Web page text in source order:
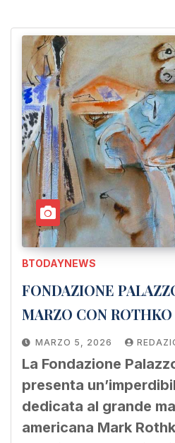
BTODAYNEWS
FONDAZIONE
MARZO CON
MARZO 5, 2026
La Fondazione
presenta
dedicata al grande
americana Mark